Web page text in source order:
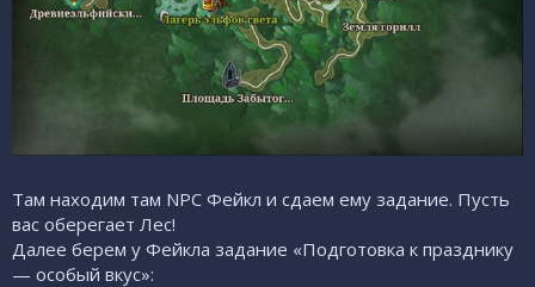
Там находим там NPC Фейкл и сдаем ему задание. Пусть
вас оберегает Лес!
Далее берем у Фейкла задание «Подготовка к празднику
— особый вкус»: